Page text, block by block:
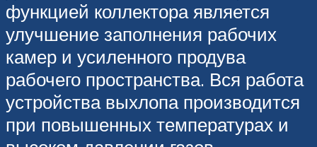
функцией коллектора является
улучшение заполнения рабочих
камер и усиленного продува
рабочего пространства. Вся работа
устройства выхлопа производится
при повышенных температурах и